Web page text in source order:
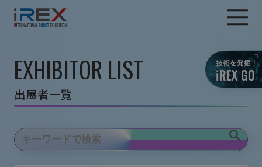
EXHIBITOR LIST
出展者一覧